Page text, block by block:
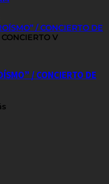
/ CONCIERTO DE
/ CONCIERTO DE